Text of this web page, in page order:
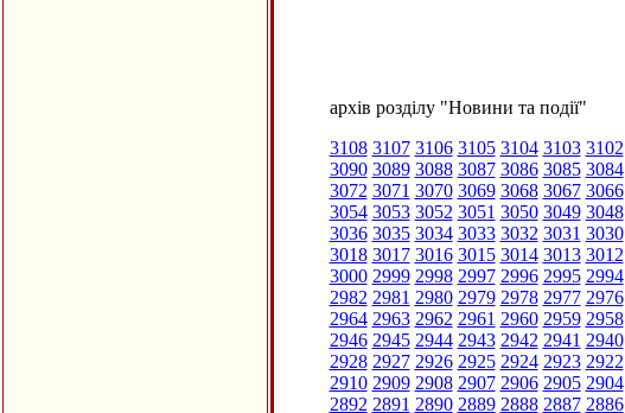
архів розділу "Новини та події"
3108 3107 3106 3105 3104 3103 3102
3090 3089 3088 3087 3086 3085 3084
3072 3071 3070 3069 3068 3067 3066
3054 3053 3052 3051 3050 3049 3048
3036 3035 3034 3033 3032 3031 3030
3018 3017 3016 3015 3014 3013 3012
3000 2999 2998 2997 2996 2995 2994
2982 2981 2980 2979 2978 2977 2976
2964 2963 2962 2961 2960 2959 2958
2946 2945 2944 2943 2942 2941 2940
2928 2927 2926 2925 2924 2923 2922
2910 2909 2908 2907 2906 2905 2904
2892 2891 2890 2889 2888 2887 2886